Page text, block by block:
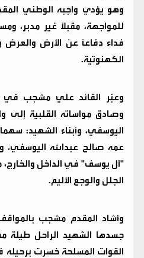
وهو يؤدي واجبه الوطني
للمواجهة، مقبلاً غير مدبر،
فداء دفاعاً عن الأرض
الكهنوتية.
​وعبّر القائد علي مشجب في
وصادق مواساته القلبية إلى
اليوسفي، وأبناء الشهيد:
عمه صالح عبدالله اليوسفي،
"آل يوسف" في الداخل
الجلل والوجع الأليم.
​وأشاد المقدم مشجب
جسدها الشهيد الراحل طيلة
القوات المسلحة خسرت برحيله